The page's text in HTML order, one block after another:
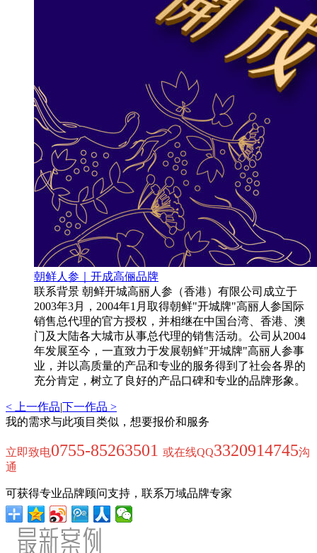
朝鲜人参｜开成高俪品牌
联系背景 朝鲜开城高丽人参（香港）有限公司成立于
2003年3月，2004年1月取得朝鲜"开城牌"高丽人参国际
销售总代理的官方授权，并相继在中国台湾、香港、澳
门及大陆各大城市从事总代理的销售活动。公司从2004
年发展至今，一直致力于发展朝鲜"开城牌"高丽人参事
业，并以高质量的产品和专业的服务得到了社会各界的
充分肯定，树立了良好的产品口碑和专业的品牌形象。
< 上一作品|下一作品 >
我的需求与此项目类似，想要报价和服务
立即致电0755-85263501 或在线QQ3320914745沟
通
可获得专业品牌顾问支持，联系万域品牌专家